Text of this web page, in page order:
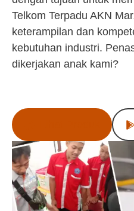
Telkom Terpadu AKN
keterampilan dan
kebutuhan industri.
dikerjakan anak kami?